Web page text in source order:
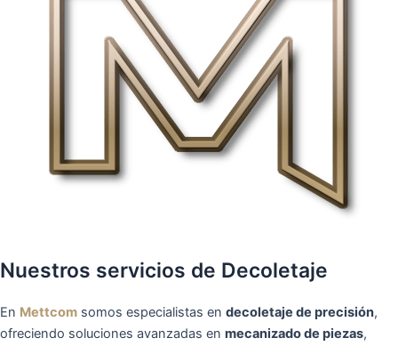
Nuestros servicios de Decoletaje
En Mettcom somos especialistas en decoletaje de precisión,
ofreciendo soluciones avanzadas en mecanizado de piezas,